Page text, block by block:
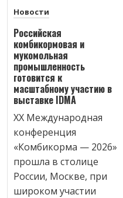
Новости
Российская
комбикормовая и
мукомольная
промышленность
готовится к
масштабному участию в
выставке IDMA
XX Международная
конференция
«Комбикорма — 2026»
прошла в столице
России, Москве, при
широком участии